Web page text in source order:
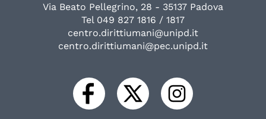
Via Beato Pellegrino, 28 - 35137 Padova
Tel 049 827 1816 / 1817
centro.dirittiumani@unipd.it
centro.dirittiumani@pec.unipd.it